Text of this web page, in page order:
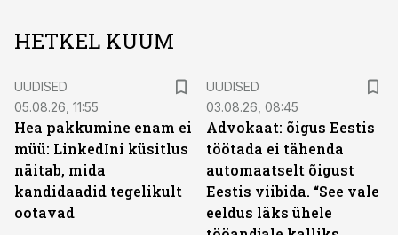
HETKEL KUUM
UUDISED
05.08.26, 11:55
Hea pakkumine enam ei
müü: LinkedIni küsitlus
näitab, mida
kandidaadid tegelikult
ootavad
UUDISED
03.08.26, 08:45
Advokaat: õigus Eestis
töötada ei tähenda
automaatselt õigust
Eestis viibida. “See vale
eeldus läks ühele